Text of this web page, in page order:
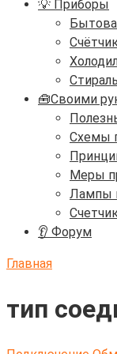
💡 Приборы
🧰Своими
Схемы
Меры
Лампы
👂 Форум
Главная
тип